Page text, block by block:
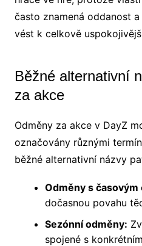
často znamená oddanost
vést k celkově
Běžné alternativní
za akce
Odměny za akce v DayZ
označovány různými
běžné alternativní názvy
Odměny s časovým
dočasnou povahu
Sezónní odměny:
spojené s